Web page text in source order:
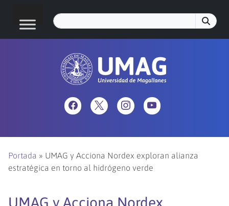
Portada » UMAG y Acciona Nordex exploran alianza
estratégica en torno al hidrógeno verde
UMAG y Acciona Nordex